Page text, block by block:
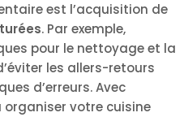
est l’acquisition de
. Par exemple,
pour le nettoyage et la
les allers-retours
d’erreurs. Avec
organiser votre cuisine